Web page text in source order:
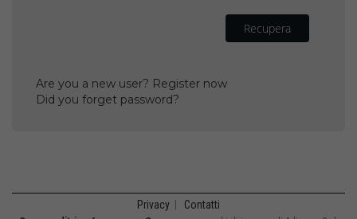
Recupera
Are you a new user? Register now
Did you forget password?
Privacy Contatti